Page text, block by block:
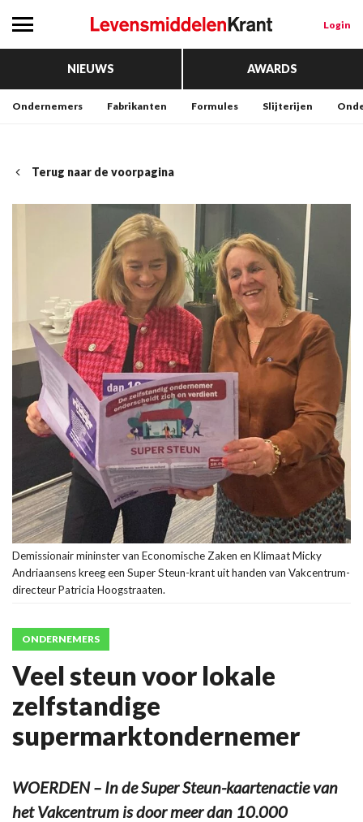
Login
NIEUWS AWARDS
Ondernemers Fabrikanten Formules Slijterijen
Terug naar de voorpagina
Demissionair mininster van Economische Zaken en Klimaat Micky
Andriaansens kreeg een Super Steun-krant uit handen van Vakcentrum-
directeur Patricia Hoogstraaten.
ONDERNEMERS
Veel steun voor lokale
zelfstandige
supermarktondernemer
WOERDEN – In de Super Steun-kaartenactie van
het Vakcentrum is door meer dan 10.000